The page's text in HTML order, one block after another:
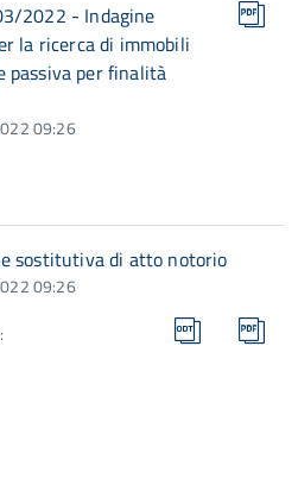
2022 - Indagine
la ricerca di immobili
passiva per finalità
09:26
sostitutiva di atto notorio
09:26